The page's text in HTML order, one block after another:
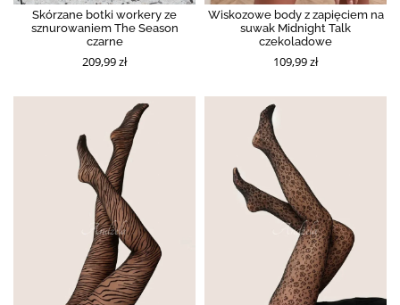
Skórzane botki workery ze
sznurowaniem The Season
czarne
209,99 zł
Wiskozowe body z zapięciem na
suwak Midnight Talk
czekoladowe
109,99 zł